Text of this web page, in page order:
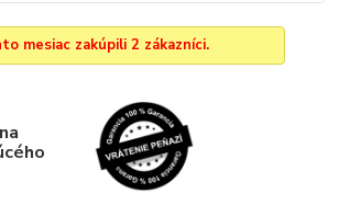
mesiac zakúpili 2 zákazníci.